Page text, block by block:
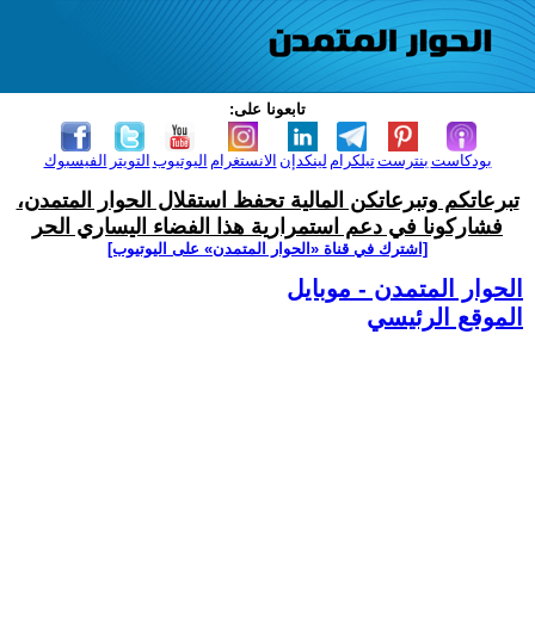
تابعونا على:
الفيسبوك التويتر اليوتيوب الانستغرام لينكدإن تيلكرامبنترست بودكاست
تبرعاتكم وتبرعاتكن المالية تحفظ استقلال الحوار المتمدن،
فشاركونا في دعم استمرارية هذا الفضاء اليساري الحر
[اشترك في قناة ‫«الحوار المتمدن» على اليوتيوب]
الحوار المتمدن - موبايل
الموقع الرئيسي